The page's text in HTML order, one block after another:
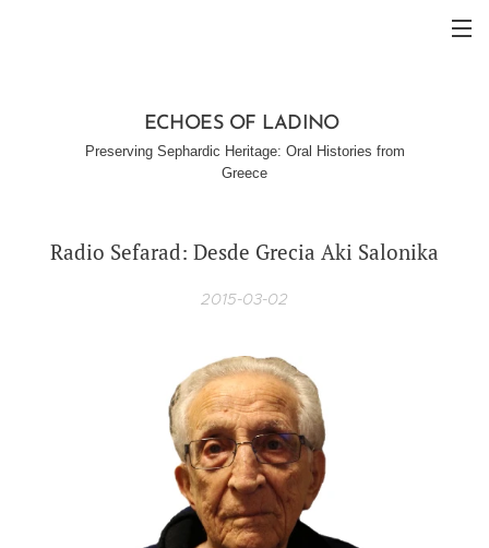
ECHOES OF LADINO
Preserving Sephardic Heritage: Oral Histories from
Greece
Radio Sefarad: Desde Grecia Aki Salonika
2015-03-02